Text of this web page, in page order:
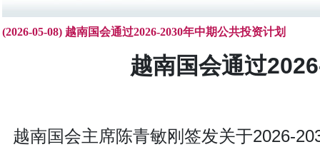
(2026-05-08) 越南国会通过2026-2030年中期公共投资计划
越南国会通过
越南国会主席陈青敏刚签发关于2026-